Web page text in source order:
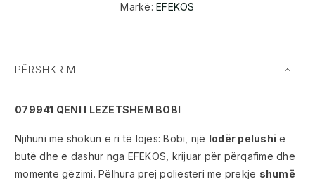
Markë:EFEKOS
PËRSHKRIMI
079941 QENI I LEZETSHEM BOBI
Njihuni me shokun e ri të lojës: Bobi, një lodër pelushi e
butë dhe e dashur nga EFEKOS, krijuar për përqafime dhe
momente gëzimi. Pëlhura prej poliesteri me prekje shumë